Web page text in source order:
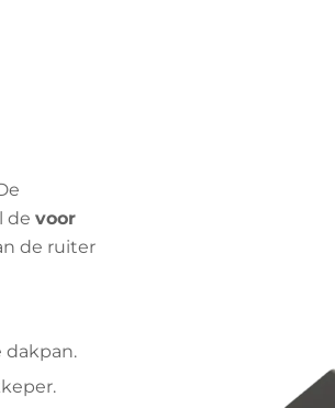
de voor
de ruiter
dakpan.